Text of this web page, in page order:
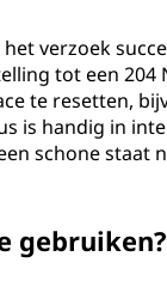
verzoek
tot een 204
te resetten,
is handig in
schone staat
gebruiken?